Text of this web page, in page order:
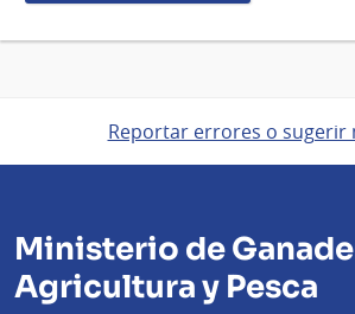
Reportar errores o sugerir
Ministerio de
Agricultura y Pesca